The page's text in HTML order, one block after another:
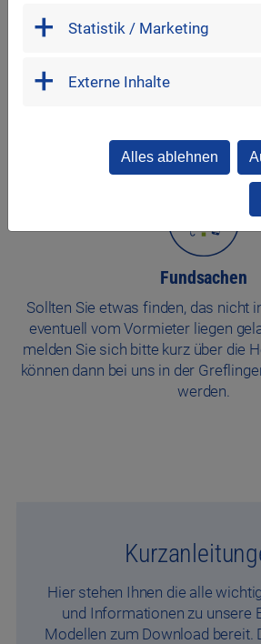
Infos einholen
Bitte informieren Sie sich – vor
Fahrt – über alle Details zum E-
ausführlich
Fundsachen
Sollten Sie etwas finden, das nicht
eventuell vom Vormieter liegen
melden Sie sich bitte kurz über die
können dann bei uns in der
werden.
Hier stehen Ihnen die alle
und Informationen zu unsere
Modellen zum Download bereit.
Statistik / Marketing
Externe Inhalte
Alles ablehnen